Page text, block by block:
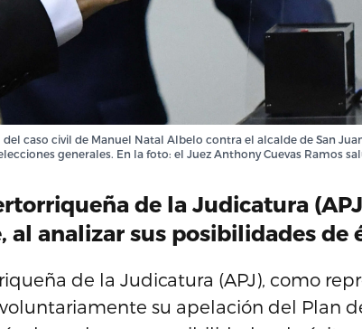
del caso civil de Manuel Natal Albelo contra el alcalde de San
generales. En la foto: el Juez Anthony Cuevas Ramos
de la Judicatura
al analizar sus posibilidades de
de la Judicatura (APJ), como
su apelación del Plan